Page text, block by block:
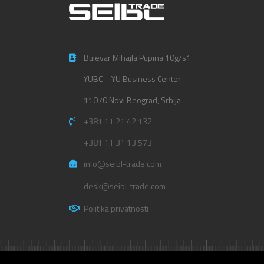
Bulevar Mihajla Pupina 10g/s1
YUBC – YU Business Center
11070 Novi Beograd, Srbija
+381 11 21 42 132
+381 11 31 13 573
info@seibl-trade.com
desk@seibl-trade.com
Politika privatnosti